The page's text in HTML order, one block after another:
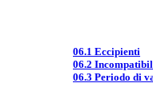
06.1 Eccipienti
06.2
06.3 Periodo di